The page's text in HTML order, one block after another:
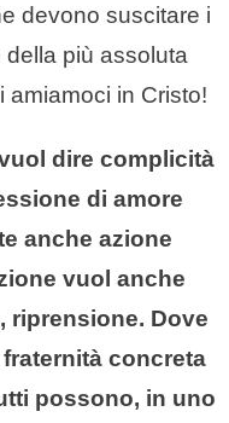
devono suscitare i
più assoluta
amiamoci in Cristo!
dire complicità
di amore
anche azione
vuol anche
riprensione. Dove
fraternità concreta
possono, in uno